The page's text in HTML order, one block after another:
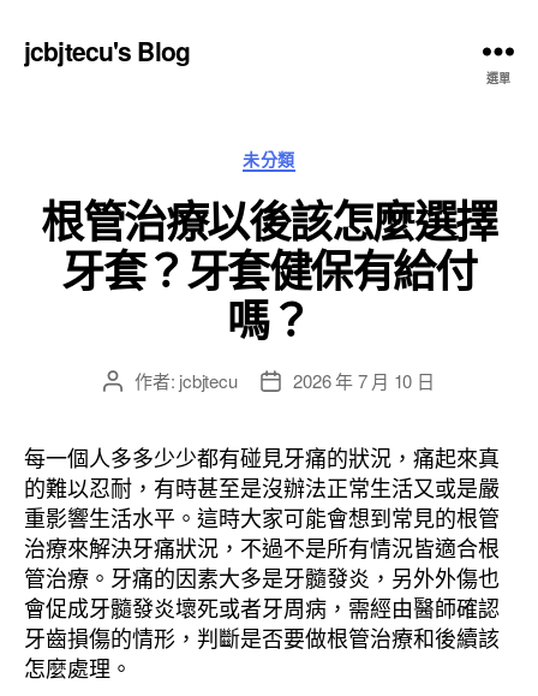
jcbjtecu's Blog
選單
分
類
未分類
根管治療以後該怎麼選擇
牙套？牙套健保有給付
嗎？
文
者
作者: jcbjtecu
文
佈
日
期
2026 年 7 月 10 日
每一個人多多少少都有碰見牙痛的狀況，痛起來真
的難以忍耐，有時甚至是沒辦法正常生活又或是嚴
重影響生活水平。這時大家可能會想到常見的根管
治療來解決牙痛狀況，不過不是所有情況皆適合根
管治療。牙痛的因素大多是牙髓發炎，另外外傷也
會促成牙髓發炎壞死或者牙周病，需經由醫師確認
牙齒損傷的情形，判斷是否要做根管治療和後續該
怎麼處理。